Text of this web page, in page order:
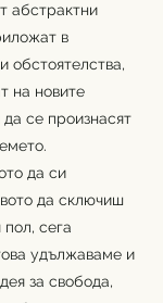
абстрактни
в
обстоятелства,
на новите
се произнасят
да си
да сключиш
сега
удължаваме и
за свобода,